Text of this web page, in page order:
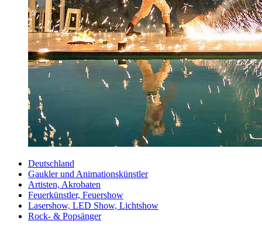
Deutschland
Gaukler und Animationskünstler
Artisten, Akrobaten
Feuerkünstler, Feuershow
Lasershow, LED Show, Lichtshow
Rock- & Popsänger